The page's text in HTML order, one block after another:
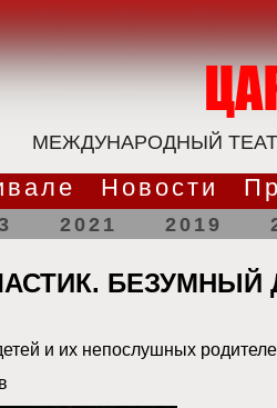
МЕЖДУНАРОДНЫЙ
Новости
2021 2019
БЕЗУМНЫЙ
и их непослушных